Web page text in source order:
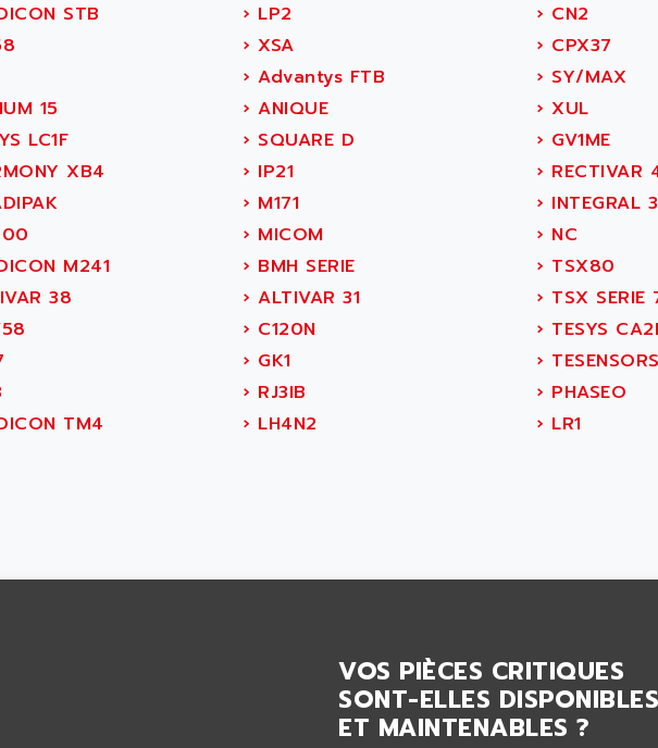
STB › LP2 › CN2
› XSA › CPX37
› Advantys FTB › SY/MAX
15 › ANIQUE › XUL
LC1F › SQUARE D › GV1ME
XB4 › IP21 › RECTIVAR
› M171 › INTEGRAL
› MICOM › NC
M241 › BMH SERIE › TSX80
38 › ALTIVAR 31 › TSX SERIE
› C120N › TESYS
› GK1 › TESENSORS
› RJ3IB › PHASEO
TM4 › LH4N2 › LR1
VOS PIÈCES CRITIQUES
SONT-ELLES DISPONIBLES
ET MAINTENABLES ?